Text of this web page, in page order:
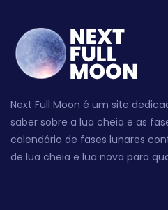
Next Full Moon é um site
saber sobre a lua cheia e as
calendário de fases lunares
de lua cheia e lua nova para